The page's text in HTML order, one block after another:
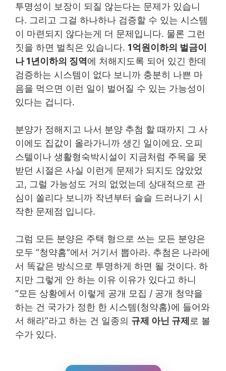
투명성이 보장이 되질 않는다는 문제가 있습니
다. 그리고 그걸 하나하나 검증할 수 있는 시스템
이 마련되지 않다는게 더 문제입니다. 물론 그런
짓을 하면 벌칙은 있습니다. 1억원이하의 벌금이
나 1년이하의 징역 에 처해지도록 되어 있긴 한데
검증하는 시스템이 없다 보니까 충분히 나쁜 마
음을 먹으면 이런 일이 벌어질 수 있는 가능성이
있다는 겁니다.
분양가 정해지고 나서 분양 추첨 할 때까지 그 사
이에도 집값이 올라가니까 생긴 일이에요. 오피
스텔이나 생활형숙박시설이 지금처럼 주목을 못
받던 시절은 사실 이런게 문제가 되지도 않았었
고, 그럴 가능성도 거의 없었는데 상대적으로 관
심이 쏠리다 보니까 작년부터 슬슬 드러나기 시
작한 문제점 입니다.
그럼 모든 분양은 주택 형으로 쓰는 모든 분양은
모두 “청약홈”에서 거기서 뽑아라. 추첨은 나라에
서 똑같은 방식으로 투명하게 하면 될 것이다. 하
지만 그렇게 안 하는 이유 이유가 있다고 하니
“모든 상황에서 이렇게 공개 모집 / 공개 청약을
하는 건 국가가 정한 한 시스템(청약홈)에 들어와
서 해라”라고 하는 건 일종의 규제 아닌 규제 로 볼
수가 있다.